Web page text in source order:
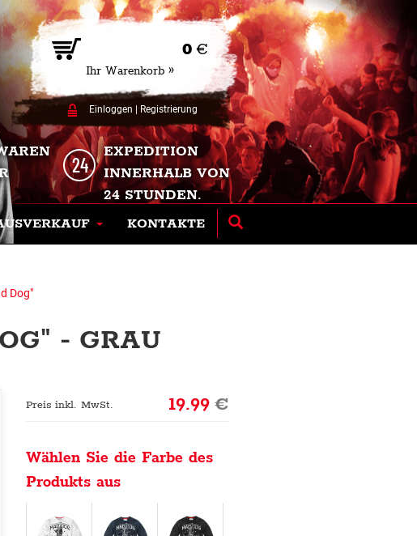
0 €
Ihr Warenkorb »
Einloggen Registrierung
EXPEDITION
INNERHALB VON
24 STUNDEN.
KONTAKTE
Dog"
- GRAU
Preis inkl. MwSt. 19.99€
Wählen Sie die Farbe des
Produkts aus